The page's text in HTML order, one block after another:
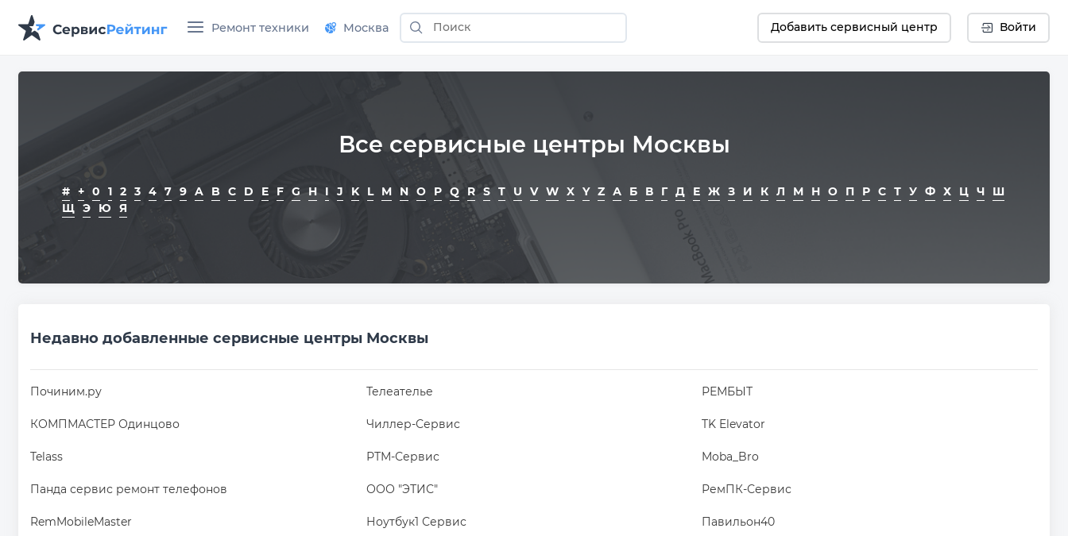
Ремонт техники Москва Добавить сервисный центр Войти
Все сервисные центры Москвы
# + 0 1 2 3 4 7 9 A B C D E F G H I J K L M N O P Q R S T U V W X Y Z А Б В Г Д Е Ж З И К Л М Н О П Р С Т У Ф Х Ц Ч
Ш
Щ Э Ю Я
Недавно добавленные сервисные центры Москвы
Починим.ру Телеателье РЕМБЫТ
КОМПМАСТЕР Одинцово Чиллер-Сервис TK Elevator
Telass РТМ-Сервис Moba_Bro
Панда сервис ремонт телефонов ООО "ЭТИС" РемПК-Сервис
RemMobileMaster Ноутбук1 Сервис Павильон40